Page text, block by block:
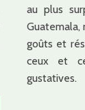
au plus
Guatemala,
goûts et
ceux et
gustatives.